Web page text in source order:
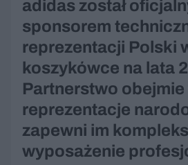
adidas został
sponsorem
reprezentacji Polski
koszykówce na lata
Partnerstwo
reprezentacje
zapewni im
wyposażenie